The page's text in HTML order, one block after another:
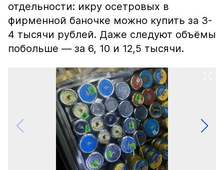
отдельности: икру осетровых в
фирменной баночке можно купить за 3-
4 тысячи рублей. Даже следуют объёмы
побольше — за 6, 10 и 12,5 тысячи.